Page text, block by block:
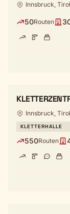
Innsbruck, Tirol
50Routen
Innsbruck, Tirol
KLETTERHALLE
550Routen